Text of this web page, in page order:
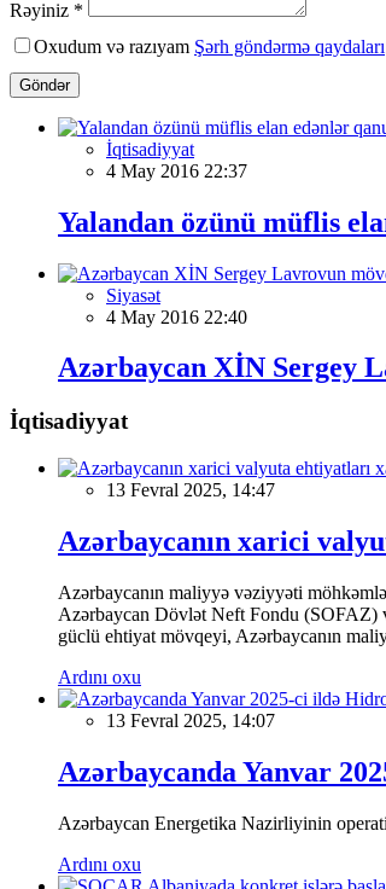
Rəyiniz *
Oxudum və razıyam Şərh göndərmə qaydaları
Göndər
İqtisadiyyat
4 May 2016 22:37
Yalandan özünü müflis
Siyasət
4 May 2016 22:40
Azərbaycan XİN Sergey
İqtisadiyyat
13 Fevral 2025, 14:47
Azərbaycanın xarici
Azərbaycanın maliyyə vəziyyəti
Azərbaycan Dövlət Neft Fondu (SOFAZ)
güclü ehtiyat mövqeyi, Azərbaycanın
Ardını oxu
13 Fevral 2025, 14:07
Azərbaycanda Yanvar
Azərbaycan Energetika Nazirliyinin
Ardını oxu